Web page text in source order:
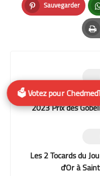
Sauvegarder
Pinterest
Tiercé Quarté
2023 Prix des
Les 2 Tocards du
d'Or à
🗳️ Votez pour